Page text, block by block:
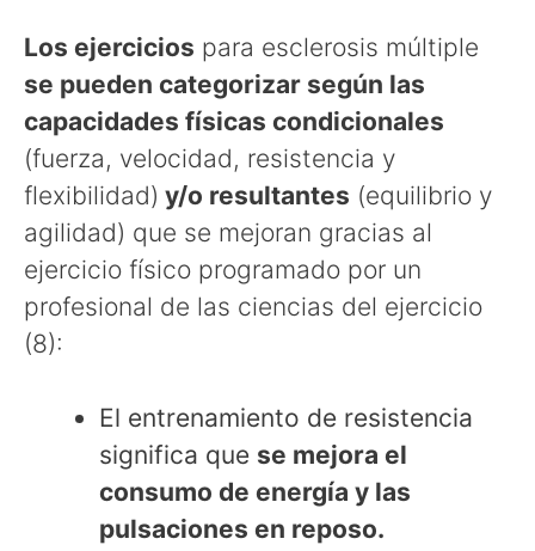
Los ejercicios para esclerosis múltiple
se pueden categorizar según las
capacidades físicas condicionales
(fuerza, velocidad, resistencia y
flexibilidad) y/o resultantes (equilibrio y
agilidad) que se mejoran gracias al
ejercicio físico programado por un
profesional de las ciencias del ejercicio
(8):
El entrenamiento de resistencia
significa que se mejora el
consumo de energía y las
pulsaciones en reposo.